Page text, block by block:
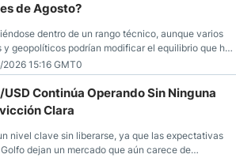
de Agosto?
dentro de un rango técnico, aunque varios
geopolíticos podrían modificar el equilibrio que ha
últimas semanas.
15:16 GMT0
USD Continúa Operando Sin Ninguna
Clara
nivel clave sin liberarse, ya que las expectativas
dejan un mercado que aún carece de